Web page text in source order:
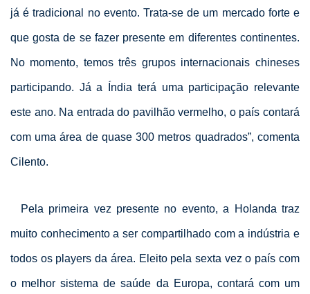
já é tradicional no evento. Trata-se de um mercado forte e
que gosta de se fazer presente em diferentes continentes.
No momento, temos três grupos internacionais chineses
participando. Já a Índia terá uma participação relevante
este ano. Na entrada do pavilhão vermelho, o país contará
com uma área de quase 300 metros quadrados”, comenta
Cilento.
Pela primeira vez presente no evento, a Holanda traz
muito conhecimento a ser compartilhado com a indústria e
todos os players da área. Eleito pela sexta vez o país com
o melhor sistema de saúde da Europa, contará com um